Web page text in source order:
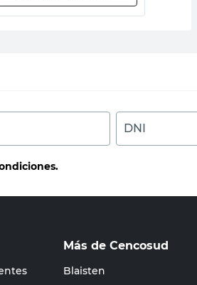
DNI
Más de Cencosud
Blaisten